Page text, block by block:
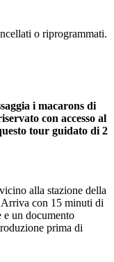
o riprogrammati.
i macarons di
con accesso al
tour guidato di 2
alla stazione della
con 15 minuti di
un documento
prima di